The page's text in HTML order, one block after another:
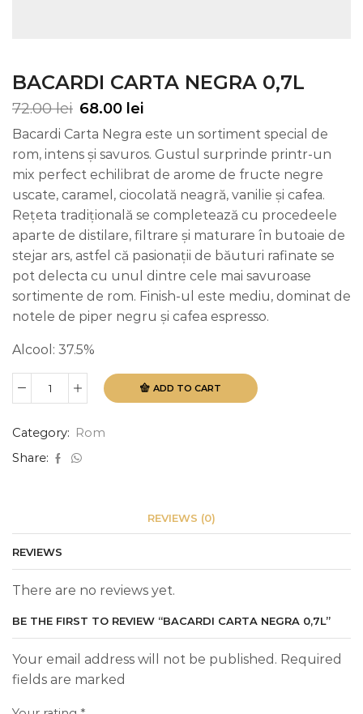
BACARDI CARTA NEGRA 0,7L
72.00lei 68.00 lei
Bacardi Carta Negra este un sortiment special de
rom, intens și savuros. Gustul surprinde printr-un
mix perfect echilibrat de arome de fructe negre
uscate, caramel, ciocolată neagră, vanilie și cafea.
Rețeta tradițională se completează cu procedeele
aparte de distilare, filtrare și maturare în butoaie de
stejar ars, astfel că pasionații de băuturi rafinate se
pot delecta cu unul dintre cele mai savuroase
sortimente de rom. Finish-ul este mediu, dominat de
notele de piper negru și cafea espresso.
Alcool: 37.5%
Bacardi
0,7L
quantity
ADD TO CART
Category: Rom
Share:
REVIEWS (0)
REVIEWS
There are no reviews yet.
BE THE FIRST TO REVIEW “BACARDI CARTA NEGRA 0,7L”
Your email address will not be published. Required
fields are marked